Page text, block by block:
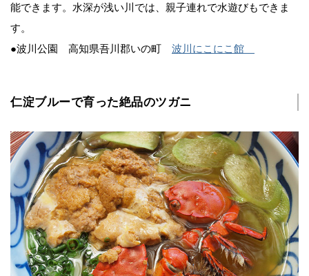
能できます。水深が浅い川では、親子連れで水遊びもできま
す。
●波川公園 高知県吾川郡いの町 波川にこにこ館
仁淀ブルーで育った絶品のツガニ